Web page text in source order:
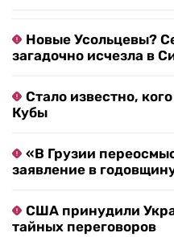
Новые Усольцевы?
загадочно исчезла в
Стало известно,
Кубы
«В Грузии
заявление в
США принудили
тайных переговоров